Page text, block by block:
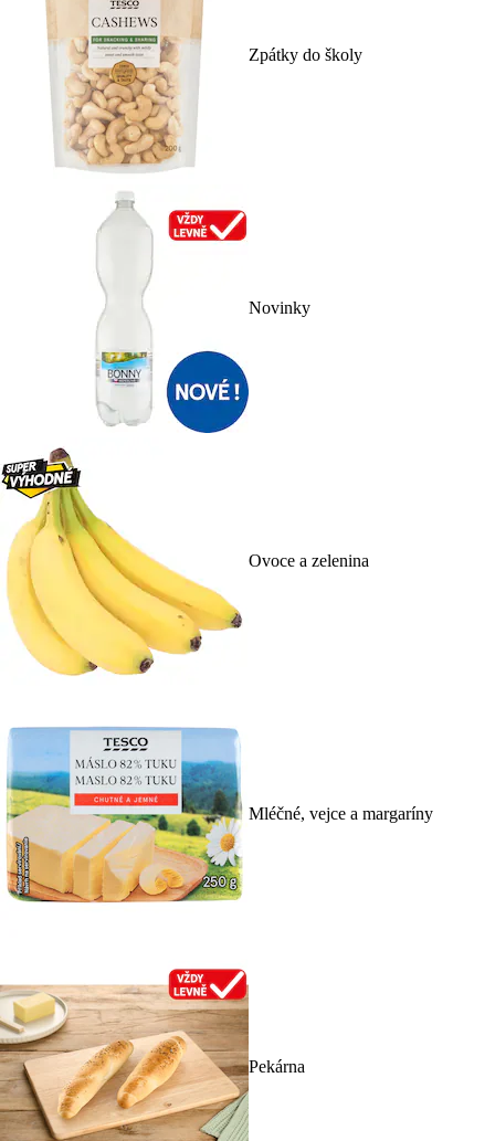
Zpátky do školy
Novinky
Ovoce a zelenina
Mléčné, vejce a margaríny
Pekárna